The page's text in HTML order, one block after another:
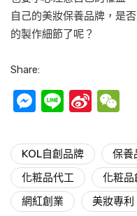
自己的美妝保養品牌，是
的製作細節了呢？
Share:
Messenger
LineSina
KOL自創品牌 保養
化粧品代工
化粧品
網紅創業
美妝專利